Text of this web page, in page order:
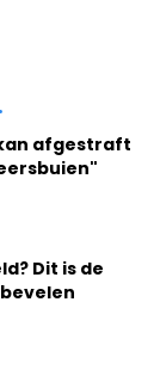
.
afgestraft
Dit is de